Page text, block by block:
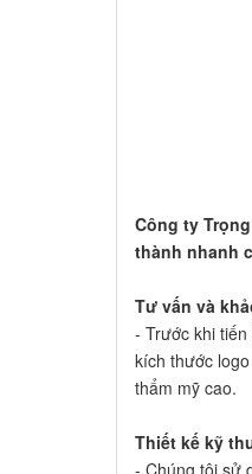
Công ty
thành nhanh
Tư vấn và
- Trước khi
kích thước
thẩm mỹ cao.
Thiết kế kỹ
- Chúng tôi sử